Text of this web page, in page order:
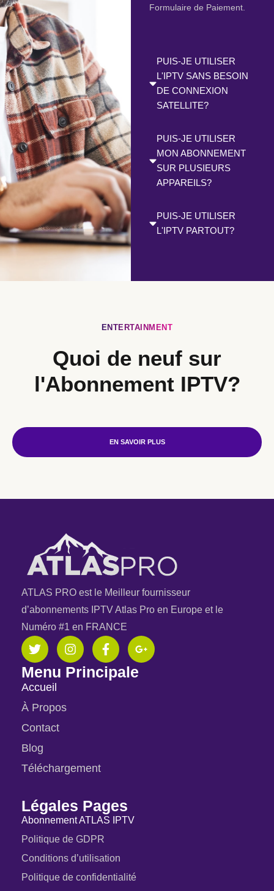
Formulaire de Paiement.
PUIS-JE UTILISER
L'IPTV SANS BESOIN
DE CONNEXION
SATELLITE?
PUIS-JE UTILISER
MON ABONNEMENT
SUR PLUSIEURS
APPAREILS?
PUIS-JE UTILISER
L'IPTV PARTOUT?
ENTERTAINMENT
Quoi de neuf sur
l'Abonnement IPTV?
EN SAVOIR PLUS
ATLAS PRO est le Meilleur fournisseur
d’abonnements IPTV Atlas Pro en Europe et le
Numéro #1 en FRANCE
Menu Principale
Accueil
À Propos
Contact
Blog
Téléchargement
Légales Pages
Abonnement ATLAS IPTV
Politique de GDPR
Conditions d’utilisation
Politique de confidentialité